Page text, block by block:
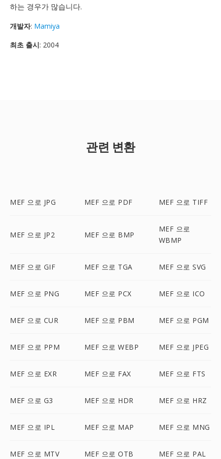
하는 경우가 많습니다.
개발자: Mamiya
최초 출시: 2004
관련 변환
MEF 으로 JPG MEF 으로 PDF MEF 으로 TIFF
MEF 으로 JP2 MEF 으로 BMP
MEF 으로
WBMP
MEF 으로 GIF MEF 으로 TGA MEF 으로 SVG
MEF 으로 PNG MEF 으로 PCX MEF 으로 ICO
MEF 으로 CUR MEF 으로 PBM MEF 으로 PGM
MEF 으로 PPM MEF 으로 WEBP MEF 으로 JPEG
MEF 으로 EXR MEF 으로 FAX MEF 으로 FTS
MEF 으로 G3 MEF 으로 HDR MEF 으로 HRZ
MEF 으로 IPL MEF 으로 MAP MEF 으로 MNG
MEF 으로 MTV MEF 으로 OTB MEF 으로 PAL